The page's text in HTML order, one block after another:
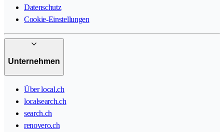
Datenschutz
Cookie-Einstellungen
Unternehmen
Über local.ch
localsearch.ch
search.ch
renovero.ch